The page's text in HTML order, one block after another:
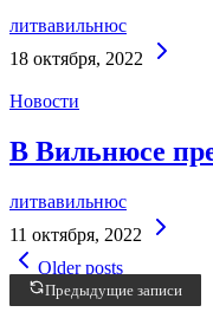
литвавильнюс
18 октября, 2022
Новости
В Вильнюсе
литвавильнюс
11 октября, 2022
Навигация
по
Older posts
Предыдущие записи